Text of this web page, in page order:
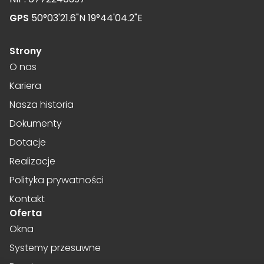
Nieklasyfikowane pliki cookie, to pliki, które są w procesie
ciasteczek.
Akceptuj wszystkie
GPS 50°03'21.6"N 19°44'04.2"E
Strony
O nas
Kariera
Nasza historia
Dokumenty
Dotacje
Realizacje
Polityka prywatności
Kontakt
Oferta
Okna
Systemy przesuwne